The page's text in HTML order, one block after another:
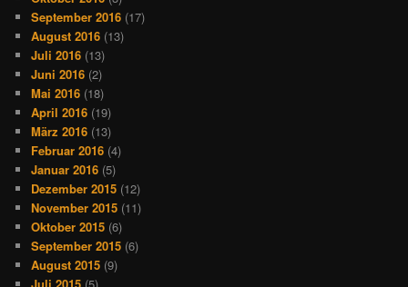
September 2016 (17)
August 2016 (13)
Juli 2016 (13)
Juni 2016 (2)
Mai 2016 (18)
April 2016 (19)
März 2016 (13)
Februar 2016 (4)
Januar 2016 (5)
Dezember 2015 (12)
November 2015 (11)
Oktober 2015 (6)
September 2015 (6)
August 2015 (9)